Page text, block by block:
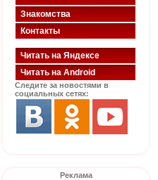
Знакомства
Контакты
Читать на Яндексе
Читать на Android
Следите за новостями в
социальных сетях:
Реклама